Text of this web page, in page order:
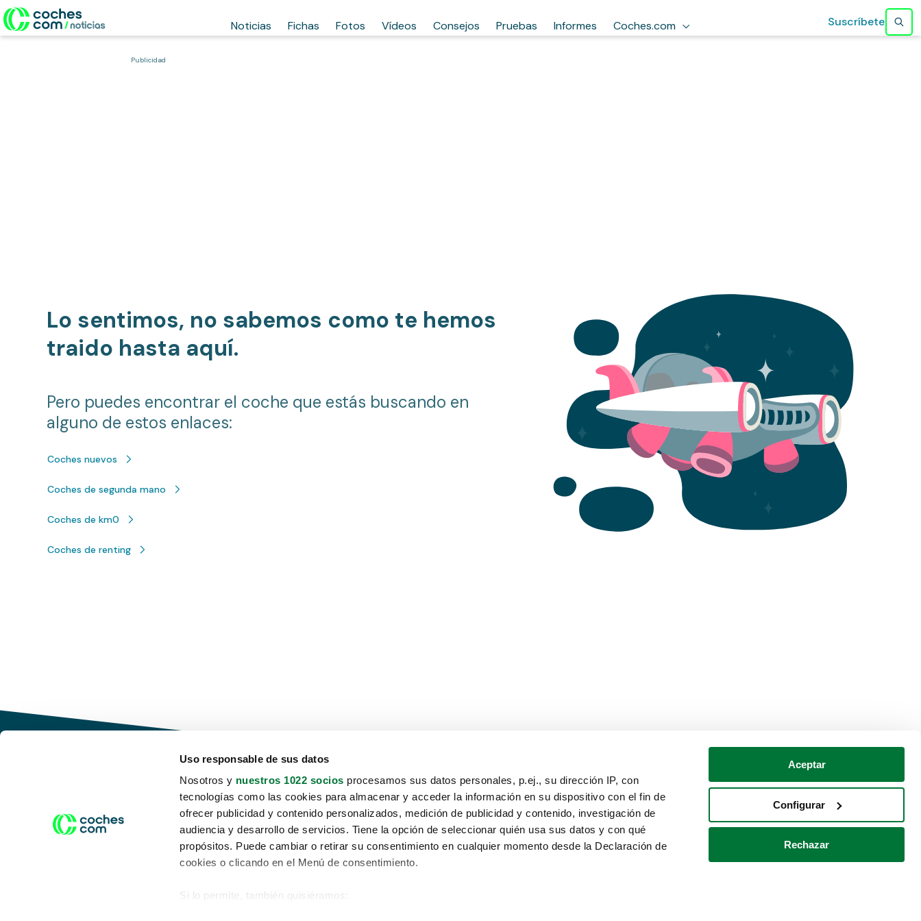
Uso responsable de sus datos
Nosotros y nuestros 1022 socios procesamos sus datos personales, p.ej., su dirección IP, con
tecnologías como las cookies para almacenar y acceder la información en su dispositivo con el fin de
ofrecer publicidad y contenido personalizados, medición de publicidad y contenido, investigación de
audiencia y desarrollo de servicios. Tiene la opción de seleccionar quién usa sus datos y con qué
propósitos. Puede cambiar o retirar su consentimiento en cualquier momento desde la Declaración de
cookies o clicando en el Menú de consentimiento.
Si lo permite, también quisiéramos:
Aceptar
Configurar
Rechazar
Noticias Fichas Fotos Vídeos Consejos Pruebas Informes Coches.com Suscríbete
Publicidad
Lo sentimos, no sabemos como te hemos
traido hasta aquí.
Pero puedes encontrar el coche que estás buscando en
alguno de estos enlaces:
Coches nuevos
Coches de segunda mano
Coches de km0
Coches de renting
Conduce tu futuro,
desata tu movilidad